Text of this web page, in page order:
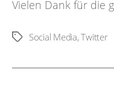
Vielen Dank für die
Schlagwörter
Social Media,Twitter